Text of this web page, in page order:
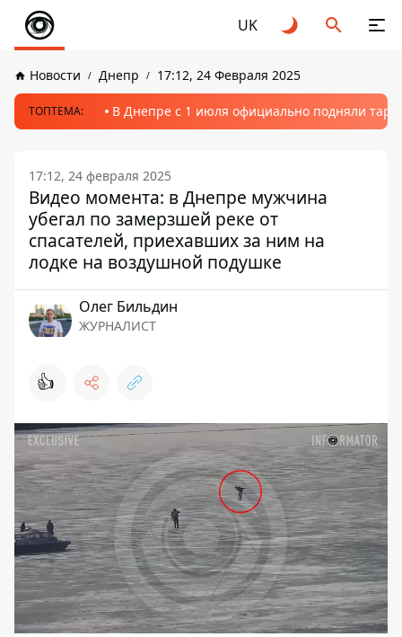
UK
Новости Днепр 17:12, 24 Февраля 2025
ТОПТЕМА: В Днепре с 1 июля официально подняли
17:12, 24 февраля 2025
Видео момента: в Днепре мужчина
убегал по замерзшей реке от
спасателей, приехавших за ним на
лодке на воздушной подушке
Олег Бильдин
ЖУРНАЛИСТ
👍